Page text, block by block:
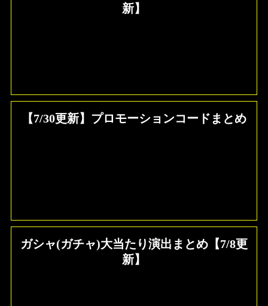
新】
【7/30更新】プロモーションコードまとめ
ガシャ(ガチャ)大当たり演出まとめ【7/8更
新】